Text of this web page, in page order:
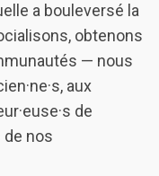
a bouleversé la
obtenons
— nous
aux
de
nos